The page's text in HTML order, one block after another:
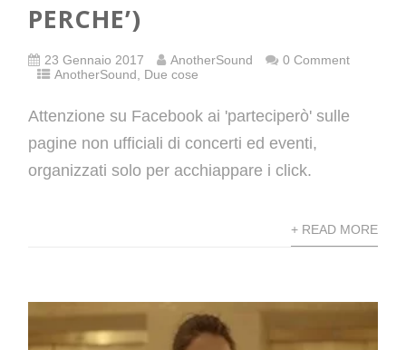
PERCHE’)
23 Gennaio 2017 AnotherSound
0 Comment
AnotherSound
Due cose
Attenzione su Facebook ai 'parteciperò' sulle
pagine non ufficiali di concerti ed eventi,
organizzati solo per acchiappare i click.
+ READ MORE